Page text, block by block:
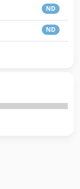
ND
ND